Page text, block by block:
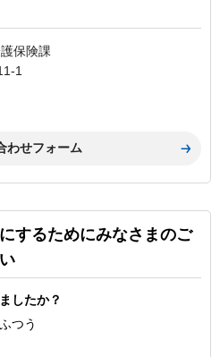
保険課
1
するためにみなさまのご
したか？
つう